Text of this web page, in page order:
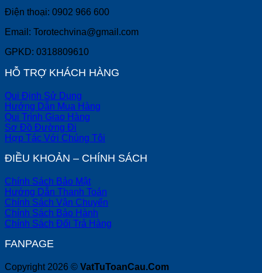
Điện thoại: 0902 966 600
Email: Torotechvina@gmail.com
GPKD: 0318809610
HỖ TRỢ KHÁCH HÀNG
Qui Định Sử Dụng
Hướng Dẫn Mua Hàng
Qui Trình Giao Hàng
Sơ Đồ Đường Đi
Hợp Tác Với Chúng Tôi
ĐIỀU KHOẢN – CHÍNH SÁCH
Chính Sách Bảo Mật
Hướng Dẫn Thanh Toán
Chính Sách Vận Chuyển
Chính Sách Bảo Hành
Chính Sách Đổi Trả Hàng
FANPAGE
Copyright 2026 © VatTuToanCau.Com